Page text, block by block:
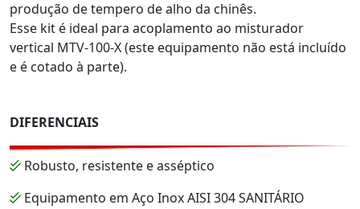
produção de tempero de alho da chinês.
Esse kit é ideal para acoplamento ao misturador
vertical MTV-100-X (este equipamento não está incluído
e é cotado à parte).
DIFERENCIAIS
Robusto, resistente e asséptico
Equipamento em Aço Inox AISI 304 SANITÁRIO